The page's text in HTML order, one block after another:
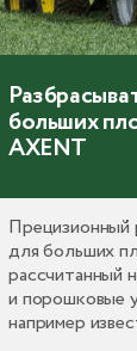
больших
AXENT
Прецизионный
для больших
рассчитанный
и порошковые
например